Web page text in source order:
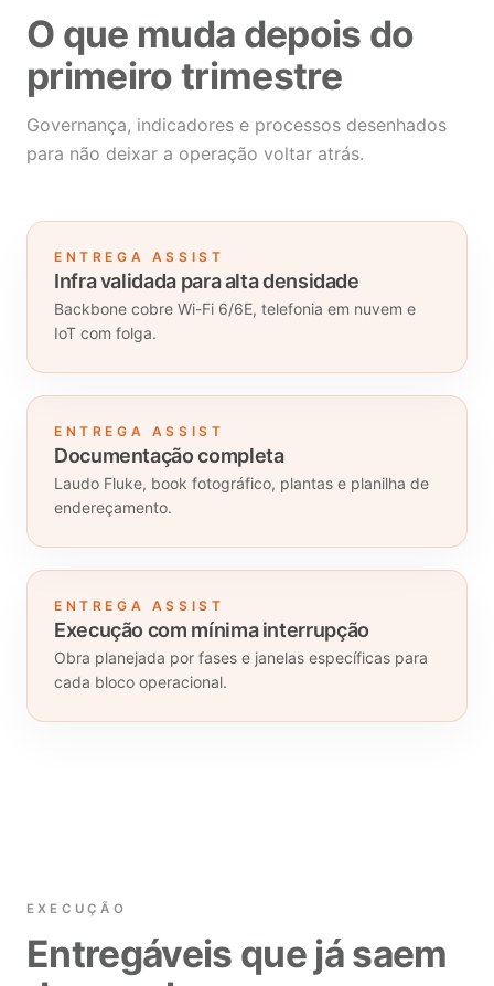
O que muda depois do
primeiro trimestre
Governança, indicadores e processos desenhados
para não deixar a operação voltar atrás.
ENTREGA ASSIST
Infra validada para alta densidade
Backbone cobre Wi-Fi 6/6E, telefonia em nuvem e
IoT com folga.
ENTREGA ASSIST
Documentação completa
Laudo Fluke, book fotográfico, plantas e planilha de
endereçamento.
ENTREGA ASSIST
Execução com mínima interrupção
Obra planejada por fases e janelas específicas para
cada bloco operacional.
EXECUÇÃO
Entregáveis que já saem